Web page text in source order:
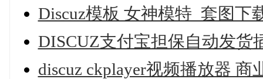
Discuz模板 女神模特_套图下
DISCUZ支付宝担保自动发货
discuz ckplayer视频播放器 商